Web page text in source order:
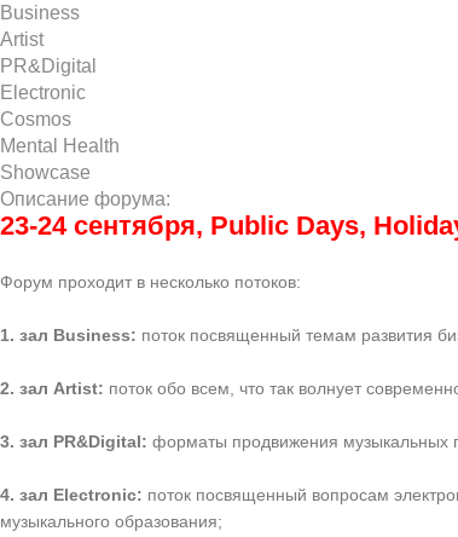
Business
Artist
PR&Digital
Electronic
Cosmos
Mental Health
Showcase
Описание форума:
23-24 сентября, Public Days,
Форум проходит в несколько потоков:
1. зал Business: поток посвященный темам развития
2. зал Artist: поток обо всем, что так волнует
3. зал PR&Digital: форматы продвижения музыкальных
4. зал Electronic: поток посвященный вопросам
музыкального образования;